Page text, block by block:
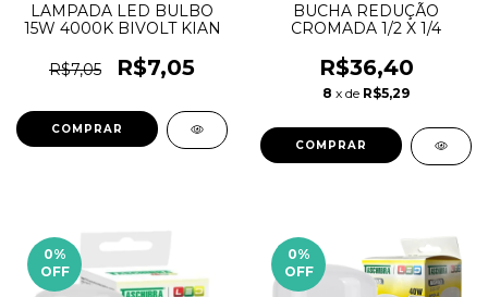
LAMPADA LED BULBO
15W 4000K BIVOLT KIAN
R$7,05 R$7,05
BUCHA REDUÇÃO
CROMADA 1/2 X 1/4
R$36,40
8 x de R$5,29
0%
OFF
0%
OFF